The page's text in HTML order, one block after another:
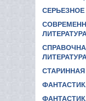
СТАРИННАЯ